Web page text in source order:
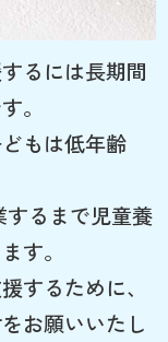
るには長期間
。
もは低年齢
するまで児童養
す。
するために、
お願いいたし